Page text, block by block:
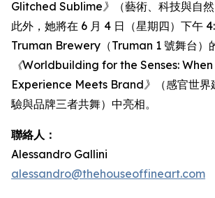
Glitched Sublime》
（藝術、科技與自
此外，她將在 6 月 4 日（星期四）下午
Truman Brewery（Truman 1 號舞台）
《Worldbuilding for the Senses:
Experience Meets Brand》
（感官世
驗與品牌三者共舞）中亮相。
聯絡人：
Alessandro Gallini
alessandro@thehouseoffineart.com